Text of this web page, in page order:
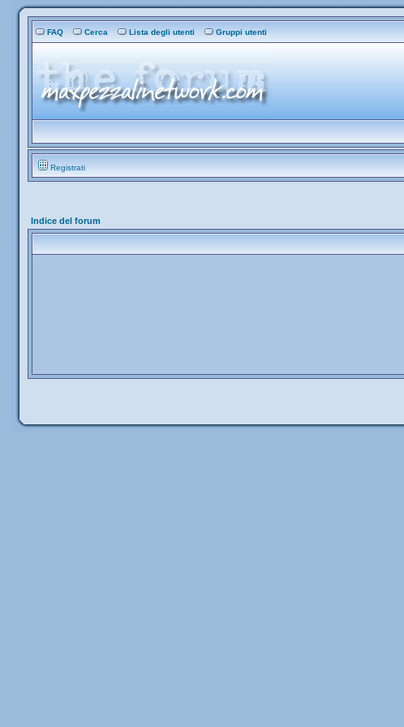
FAQ Cerca Lista degli utenti Gruppi utenti
Registrati
Indice del forum